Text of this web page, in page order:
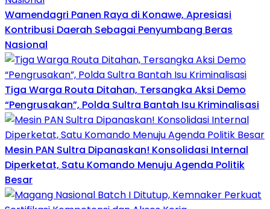
Wamendagri Panen Raya di Konawe, Apresiasi
Kontribusi Daerah Sebagai Penyumbang Beras
Nasional
Tiga Warga Routa Ditahan, Tersangka Aksi Demo
“Pengrusakan”, Polda Sultra Bantah Isu Kriminalisasi
Mesin PAN Sultra Dipanaskan! Konsolidasi Internal
Diperketat, Satu Komando Menuju Agenda Politik
Besar